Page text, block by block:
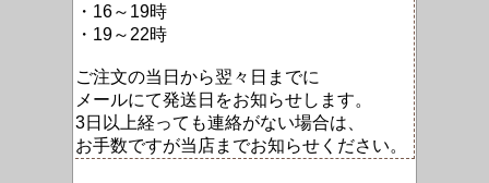
・16～19時
・19～22時
ご注文の当日から翌々日までに
メールにて発送日をお知らせします。
3日以上経っても連絡がない場合は、
お手数ですが当店までお知らせください。